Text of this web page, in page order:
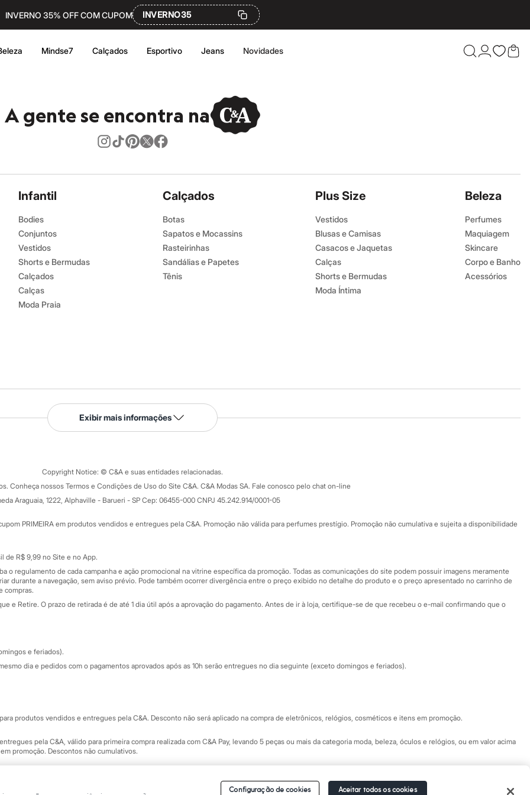
INVERNO 35% OFF COM CUPOM INVERNO35
Mindse7 Calçados Esportivo Jeans Novidades
Confira
A gente se encontra na
Infantil
Bodies
Conjuntos
Vestidos
Shorts e Bermudas
Calçados
Calças
Moda Praia
Calçados
Botas
Sapatos e Mocassins
Rasteirinhas
Sandálias e Papetes
Tênis
Plus Size
Vestidos
Blusas e Camisas
Casacos e Jaquetas
Calças
Shorts e Bermudas
Moda Íntima
Beleza
Perfumes
Maquiagem
Skincare
Corpo e Banho
Acessórios
Serviços
Tipos de serviços
Formas de pagamento
Todas as vantagens
Minha C&A
Cupons de desconto
Atendimento
Fale conosco
Central de ética
Eventos
Exibir mais informações
Copyright Notice: © C&A e suas entidades relacionadas.
Conheça nossos Termos e Condições de Uso do Site C&A. C&A Modas SA. Fale conosco pelo chat on-line
Araguaia, 1222, Alphaville - Barueri - SP Cep: 06455-000 CNPJ 45.242.914/0001-05
PRIMEIRA em produtos vendidos e entregues pela C&A. Promoção não válida para perfumes prestígio. Promoção não cumulativa e sujeita a disponibilidade
de R$ 9,99 no Site e no App.
o regulamento de cada campanha e ação promocional na vitrine específica da promoção. Todas as comunicações do site podem possuir imagens meramente
durante a navegação, sem aviso prévio. Pode também ocorrer divergência entre o preço exibido no detalhe do produto e o preço apresentado no carrinho de
compras.
e Retire. O prazo de retirada é de até 1 dia útil após a aprovação do pagamento. Antes de ir à loja, certifique-se de que recebeu o e-mail confirmando que o
e feriados).
dia e pedidos com o pagamentos aprovados após as 10h serão entregues no dia seguinte (exceto domingos e feriados).
produtos vendidos e entregues pela C&A. Desconto não será aplicado na compra de eletrônicos, relógios, cosméticos e itens em promoção.
pela C&A, válido para primeira compra realizada com C&A Pay, levando 5 peças ou mais da categoria moda, beleza, óculos e relógios, ou em valor acima
promoção. Descontos não cumulativos.
Configuração de cookies Aceitar todos os cookies